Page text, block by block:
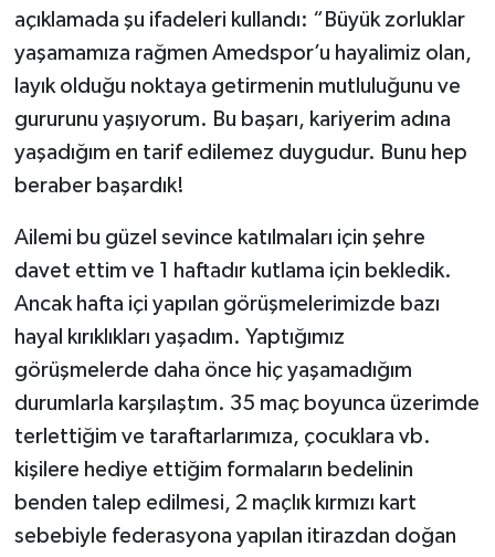
açıklamada şu ifadeleri kullandı: “Büyük zorluklar
yaşamamıza rağmen Amedspor’u hayalimiz olan,
layık olduğu noktaya getirmenin mutluluğunu ve
gururunu yaşıyorum. Bu başarı, kariyerim adına
yaşadığım en tarif edilemez duygudur. Bunu hep
beraber başardık!
Ailemi bu güzel sevince katılmaları için şehre
davet ettim ve 1 haftadır kutlama için bekledik.
Ancak hafta içi yapılan görüşmelerimizde bazı
hayal kırıklıkları yaşadım. Yaptığımız
görüşmelerde daha önce hiç yaşamadığım
durumlarla karşılaştım. 35 maç boyunca üzerimde
terlettiğim ve taraftarlarımıza, çocuklara vb.
kişilere hediye ettiğim formaların bedelinin
benden talep edilmesi, 2 maçlık kırmızı kart
sebebiyle federasyona yapılan itirazdan doğan